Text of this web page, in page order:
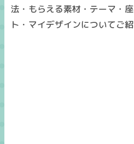
法・もらえる素材・テーマ・
ト・マイデザインについてご紹